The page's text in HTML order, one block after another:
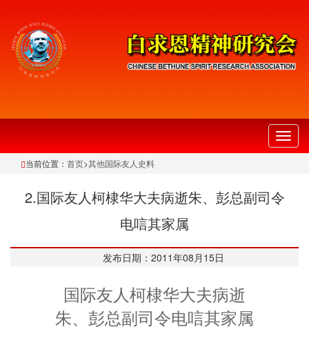
切
换
当前位置： 首页>其他国际友人史料
2.国际友人柯棣华大夫病逝朱、彭总副司令
电唁其家属
发布日期：2011年08月15日
国际友人柯棣华大夫病逝
朱、彭总副司令电唁其家属